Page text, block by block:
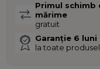
Primul schimb
mărime
gratuit
Garanție 6 luni
la toate